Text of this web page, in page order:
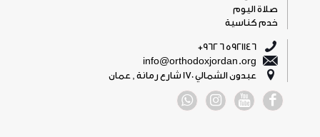
صلاة اليوم
خدم كناسية
5921146 6 962+
info@orthodoxjordan.org
عبدون الشمالي 170 شارع رمانة , عمان